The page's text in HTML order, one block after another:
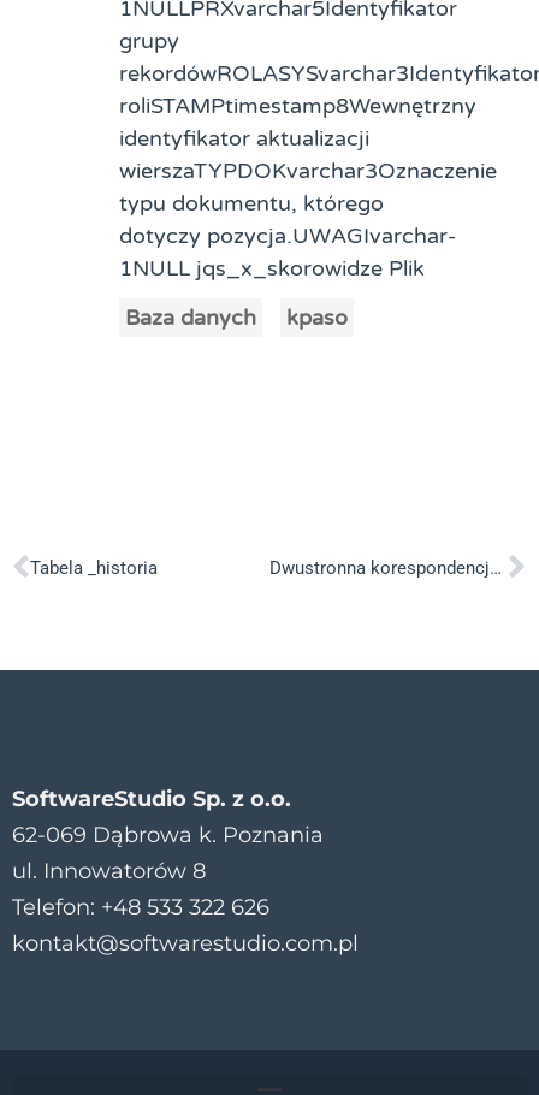
1NULLPRXvarchar5Identyfikator
grupy
roliSTAMPtimestamp8Wewnętrzny
identyfikator aktualizacji
wierszaTYPDOKvarchar3Oznaczenie
typu dokumentu, którego
dotyczy pozycja.UWAGIvarchar-
1NULL jqs_x_skorowidze Plik
Baza danych
kpaso
Tabela _historia Dwustronna korespondencja mailowa
SoftwareStudio Sp. z o.o.
62-069 Dąbrowa k. Poznania
ul. Innowatorów 8
Telefon: +48 533 322 626
kontakt@softwarestudio.com.pl